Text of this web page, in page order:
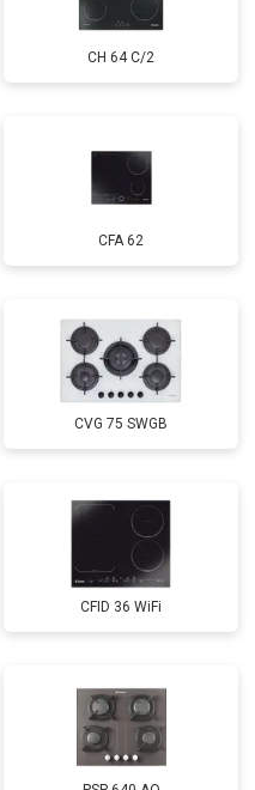
CH 64 C/2
CFA 62
CVG 75 SWGB
CFID 36 WiFi